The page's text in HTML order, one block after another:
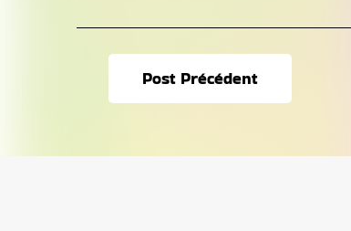
Post Précédent